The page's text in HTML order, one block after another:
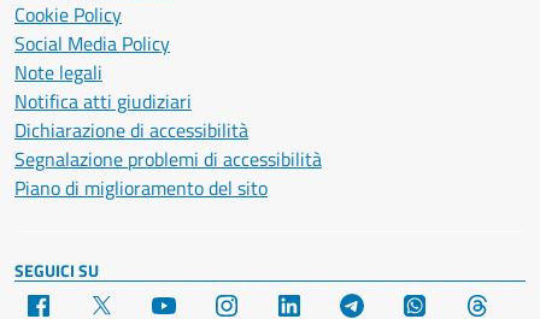
Cookie Policy
Social Media Policy
Note legali
Notifica atti giudiziari
Dichiarazione di accessibilità
Segnalazione problemi di accessibilità
Piano di miglioramento del sito
SEGUICI SU
Facebook YouTube Instagram LinkedIn Telegram WhatsApp